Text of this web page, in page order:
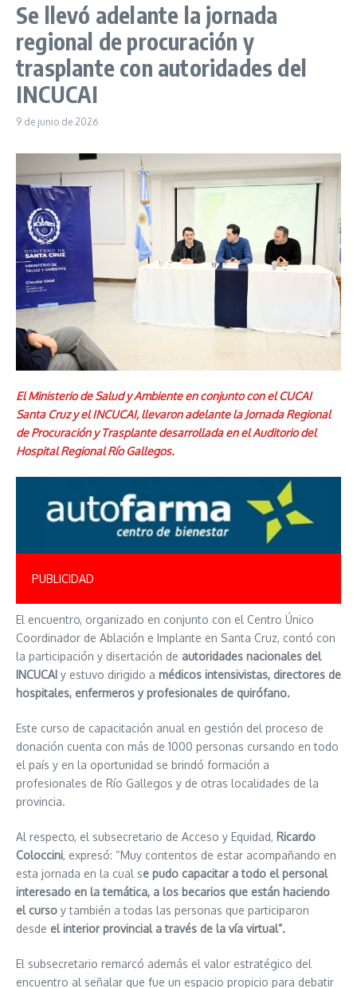
Se llevó adelante la jornada
regional de procuración y
trasplante con autoridades del
INCUCAI
9 de junio de 2026
El Ministerio de Salud y Ambiente en conjunto con el CUCAI
Santa Cruz y el INCUCAI, llevaron adelante la Jornada Regional
de Procuración y Trasplante desarrollada en el Auditorio del
Hospital Regional Río Gallegos.
PUBLICIDAD
El encuentro, organizado en conjunto con el Centro Único
Coordinador de Ablación e Implante en Santa Cruz, contó con
la participación y disertación de autoridades nacionales del
INCUCAI y estuvo dirigido a médicos intensivistas, directores de
hospitales, enfermeros y profesionales de quirófano.
Este curso de capacitación anual en gestión del proceso de
donación cuenta con más de 1000 personas cursando en todo
el país y en la oportunidad se brindó formación a
profesionales de Río Gallegos y de otras localidades de la
provincia.
Al respecto, el subsecretario de Acceso y Equidad, Ricardo
Coloccini, expresó: “Muy contentos de estar acompañando en
esta jornada en la cual se pudo capacitar a todo el personal
interesado en la temática, a los becarios que están haciendo
el curso y también a todas las personas que participaron
desde el interior provincial a través de la vía virtual”.
El subsecretario remarcó además el valor estratégico del
encuentro al señalar que fue un espacio propicio para debatir